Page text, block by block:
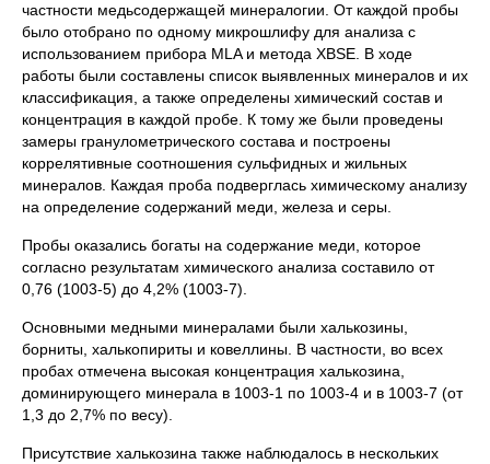
частности медьсодержащей минералогии. От каждой пробы
было отобрано по одному микрошлифу для анализа с
использованием прибора MLA и метода XBSE. В ходе
работы были составлены список выявленных минералов и их
классификация, а также определены химический состав и
концентрация в каждой пробе. К тому же были проведены
замеры гранулометрического состава и построены
коррелятивные соотношения сульфидных и жильных
минералов. Каждая проба подверглась химическому анализу
на определение содержаний меди, железа и серы.
Пробы оказались богаты на содержание меди, которое
согласно результатам химического анализа составило от
0,76 (1003-5) до 4,2% (1003-7).
Основными медными минералами были халькозины,
борниты, халькопириты и ковеллины. В частности, во всех
пробах отмечена высокая концентрация халькозина,
доминирующего минерала в 1003-1 по 1003-4 и в 1003-7 (от
1,3 до 2,7% по весу).
Присутствие халькозина также наблюдалось в нескольких